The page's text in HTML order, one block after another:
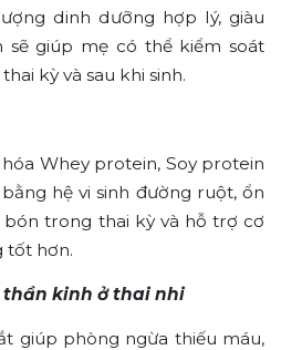
dinh dưỡng hợp lý, giàu
sẽ giúp mẹ có thể kiểm soát
kỳ và sau khi sinh.
Whey protein, Soy protein
hệ vi sinh đường ruột, ổn
trong thai kỳ và hỗ trợ cơ
tốt hơn.
kinh ở thai nhi
giúp phòng ngừa thiếu máu,